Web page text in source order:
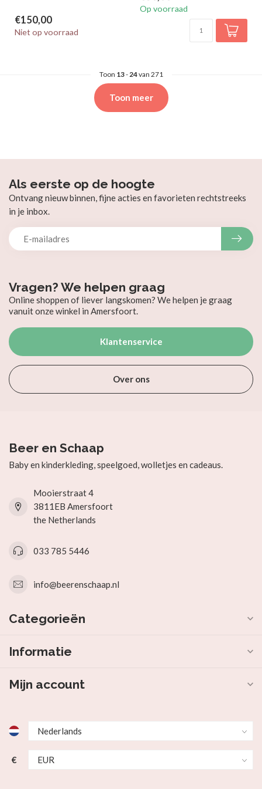
€150,00
Niet op voorraad
Op voorraad
Toon 13-24van 271
Toon meer
Vragen? We helpen graag
Online shoppen of liever langskomen? We helpen je graag
vanuit onze winkel in Amersfoort.
Klantenservice
Over ons
Als eerste op de hoogte
Ontvang nieuw binnen, fijne acties en favorieten rechtstreeks
in je inbox.
Beer en Schaap
Baby en kinderkleding, speelgoed, wolletjes en cadeaus.
Mooierstraat 4
3811EB Amersfoort
the Netherlands
033 785 5446
info@beerenschaap.nl
Categorieën
Informatie
Mijn account
€